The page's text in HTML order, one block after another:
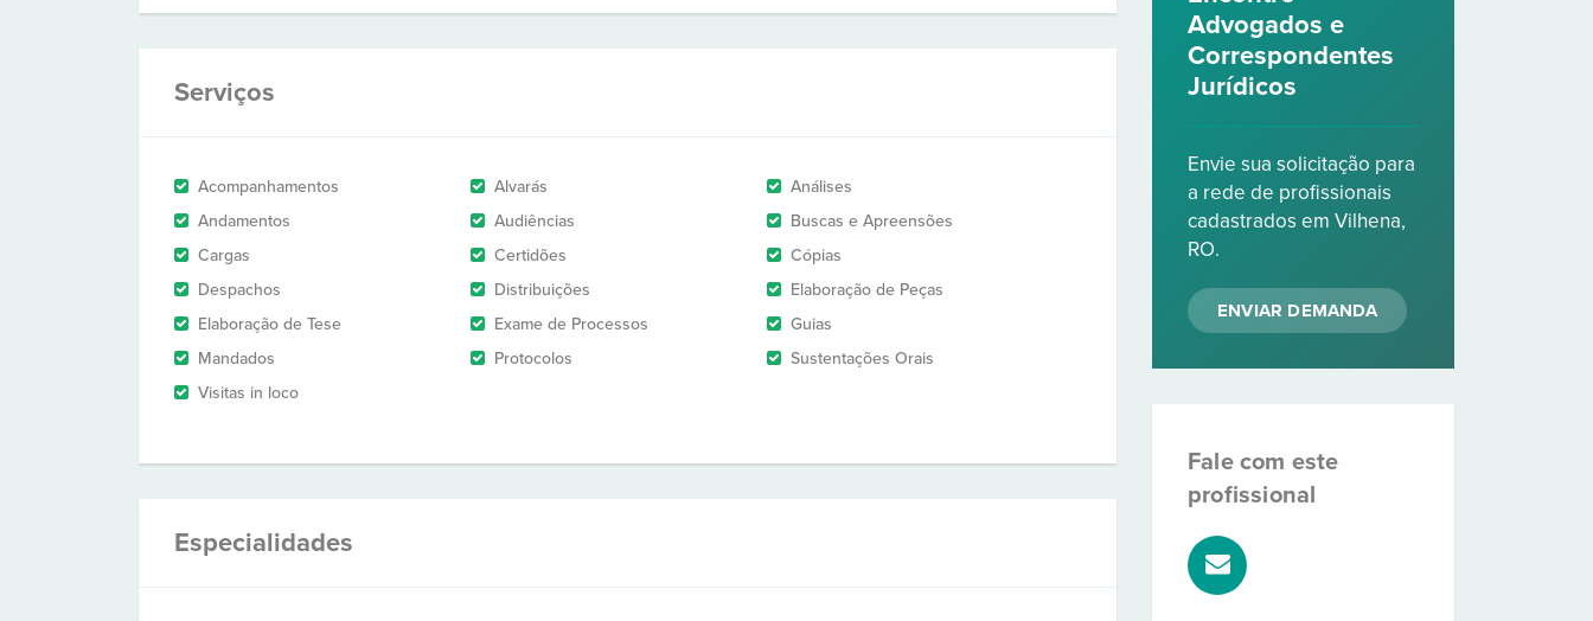
Serviços
Acompanhamentos Alvarás
Análises
Andamentos
Audiências
Buscas e Apreensões
Cargas
Certidões
Cópias
Despachos
Distribuições
Elaboração de Peças
Elaboração de Tese
Exame de Processos
Guias
Mandados
Protocolos
Sustentações Orais
Visitas in loco
Especialidades
Advogados e
Correspondentes
Jurídicos
Envie sua solicitação para
a rede de profissionais
cadastrados em Vilhena,
RO.
ENVIAR DEMANDA
Fale com este
profissional